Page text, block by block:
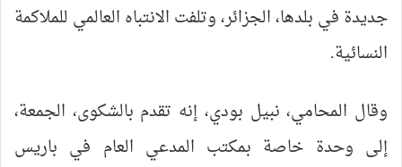
جديدة في بلدها، الجزائر، وتلفت الانتباه العالمي للملاكمة
النسائية.
وقال المحامي، نبيل بودي، إنه تقدم بالشكوى، الجمعة،
إلى وحدة خاصة بمكتب المدعي العام في باريس